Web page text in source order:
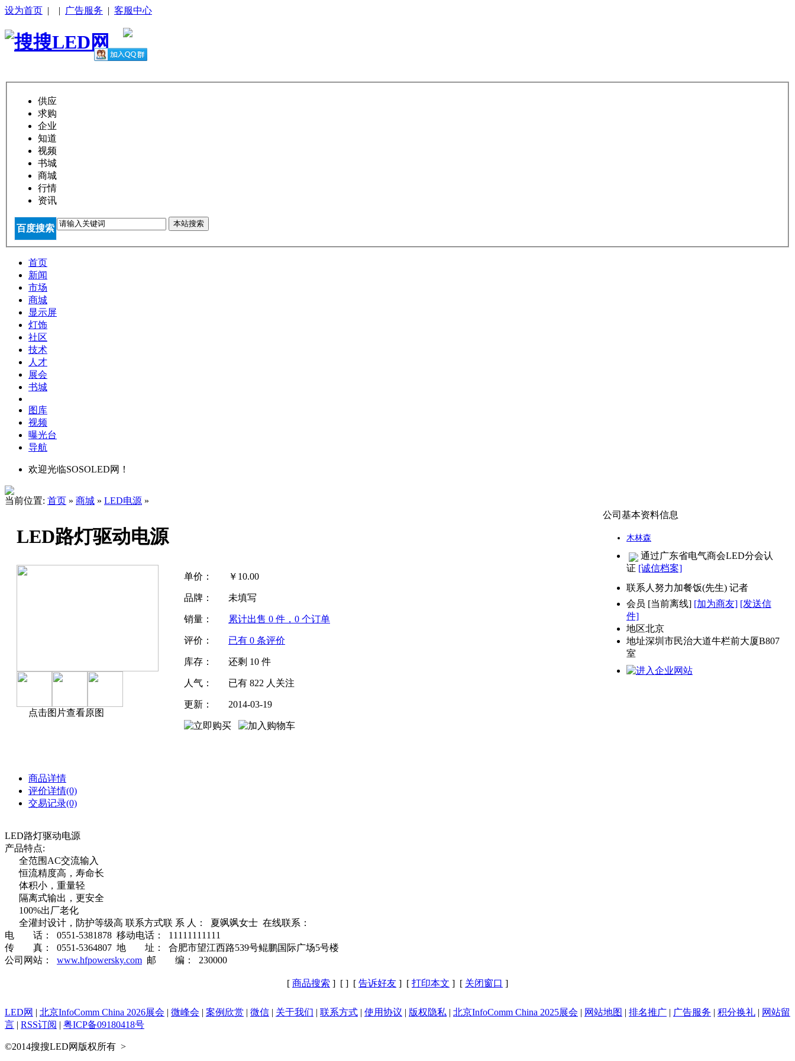
设为首页 | | 广告服务 | 客服中心
供应
求购
企业
知道
视频
书城
商城
行情
资讯
百度搜索 本站搜索
首页
新闻
市场
商城
显示屏
灯饰
社区
技术
人才
展会
书城
图库
视频
曝光台
导航
欢迎光临SOSOLED网！
当前位置: 首页 » 商城 » LED电源 »
LED路灯驱动电源
点击图片查看原图
单价： ￥ 10.00
品牌： 未填写
销量： 累计出售 0 件，0 个订单
评价： 已有 0 条评价
库存： 还剩 10 件
人气： 已有 822 人关注
更新： 2014-03-19
公司基本资料信息
木林森
通过广东省电气商会LED分会认
证 [诚信档案]
联系人努力加餐饭(先生) 记者
会员 [当前离线] [加为商友] [发送信
件]
地区北京
地址深圳市民治大道牛栏前大厦B807
室
商品详情
评价详情(0)
交易记录(0)
LED路灯驱动电源
产品特点:
全范围AC交流输入
恒流精度高，寿命长
体积小，重量轻
隔离式输出，更安全
100%出厂老化
全灌封设计，防护等级高 联系方式联 系 人： 夏飒飒女士 在线联系：
电 话： 0551-5381878 移动电话： 11111111111
传 真： 0551-5364807 地 址： 合肥市望江西路539号鲲鹏国际广场5号楼
公司网站： www.hfpowersky.com 邮 编： 230000
[ 商品搜索 ] [ ] [ 告诉好友 ] [ 打印本文 ] [ 关闭窗口 ]
LED网 北京InfoComm China 2026展会 微峰会 案例欣赏 微信 关于我们 联系方式 使用协议 版权隐私 北京InfoComm China 2025展会 网站地图 排名推广 广告服务 积分换礼
网站留
言
RSS订阅 粤ICP备09180418号
©2014搜搜LED网版权所有 >